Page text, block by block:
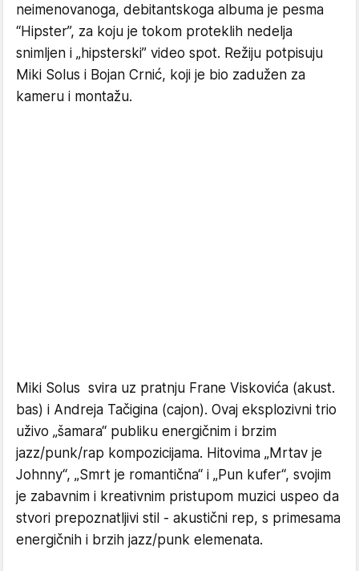
neimenovanoga, debitantskoga albuma je pesma
“Hipster”, za koju je tokom proteklih nedelja
snimljen i „hipsterski” video spot. Režiju potpisuju
Miki Solus i Bojan Crnić, koji je bio zadužen za
kameru i montažu.
Miki Solus svira uz pratnju Frane Viskovića (akust.
bas) i Andreja Tačigina (cajon). Ovaj eksplozivni trio
uživo „šamara“ publiku energičnim i brzim
jazz/punk/rap kompozicijama. Hitovima „Mrtav je
Johnny“, „Smrt je romantična“ i „Pun kufer“, svojim
je zabavnim i kreativnim pristupom muzici uspeo da
stvori prepoznatljivi stil - akustični rep, s primesama
energičnih i brzih jazz/punk elemenata.